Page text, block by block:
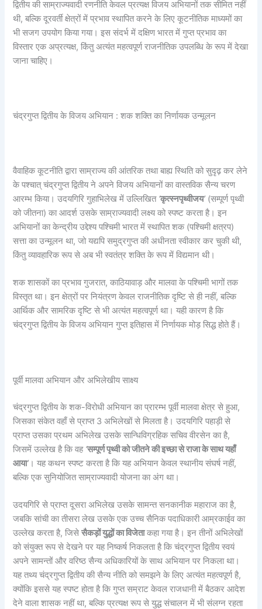
द्वितीय की साम्राज्यवादी रणनीति केवल प्रत्यक्ष विजय अभियानों तक सीमित नहीं
थी, बल्कि दूरवर्ती क्षेत्रों में प्रभाव स्थापित करने के लिए कूटनीतिक माध्यमों का
भी सजग उपयोग किया गया। इस संदर्भ में दक्षिण भारत में गुप्त प्रभाव का
विस्तार एक अप्रत्यक्ष, किंतु अत्यंत महत्वपूर्ण राजनीतिक उपलब्धि के रूप में देखा
जाना चाहिए।
चंद्रगुप्त द्वितीय के विजय अभियान : शक शक्ति का निर्णायक उन्मूलन
वैवाहिक कूटनीति द्वारा साम्राज्य की आंतरिक तथा बाह्य स्थिति को सुदृढ़ कर लेने
के पश्चात् चंद्रगुप्त द्वितीय ने अपने विजय अभियानों का वास्तविक सैन्य चरण
आरम्भ किया। उदयगिरि गुहाभिलेख में उल्लिखित ‘कृत्स्नपृथ्वीजय’ (सम्पूर्ण पृथ्वी
को जीतना) का आदर्श उसके साम्राज्यवादी लक्ष्य को स्पष्ट करता है। इन
अभियानों का केन्द्रीय उद्देश्य पश्चिमी भारत में स्थापित शक (पश्चिमी क्षत्रप)
सत्ता का उन्मूलन था, जो यद्यपि समुद्रगुप्त की अधीनता स्वीकार कर चुकी थी,
किंतु व्यावहारिक रूप से अब भी स्वतंत्र शक्ति के रूप में विद्यमान थी।
शक शासकों का प्रभाव गुजरात, काठियावाड़ और मालवा के पश्चिमी भागों तक
विस्तृत था। इन क्षेत्रों पर नियंत्रण केवल राजनीतिक दृष्टि से ही नहीं, बल्कि
आर्थिक और सामरिक दृष्टि से भी अत्यंत महत्वपूर्ण था। यही कारण है कि
चंद्रगुप्त द्वितीय के विजय अभियान गुप्त इतिहास में निर्णायक मोड़ सिद्ध होते हैं।
पूर्वी मालवा अभियान और अभिलेखीय साक्ष्य
चंद्रगुप्त द्वितीय के शक-विरोधी अभियान का प्रारम्भ पूर्वी मालवा क्षेत्र से हुआ,
जिसका संकेत वहाँ से प्राप्त 3 अभिलेखों से मिलता है। उदयगिरि पहाड़ी से
प्राप्त उसका प्रथम अभिलेख उसके सान्धिविग्रहिक सचिव वीरसेन का है,
जिसमें उल्लेख है कि वह ‘सम्पूर्ण पृथ्वी को जीतने की इच्छा से राजा के साथ यहाँ
आया’ । यह कथन स्पष्ट करता है कि यह अभियान केवल स्थानीय संघर्ष नहीं,
बल्कि एक सुनियोजित साम्राज्यवादी योजना का अंग था।
उदयगिरि से प्राप्त दूसरा अभिलेख उसके सामन्त सनकानीक महाराज का है,
जबकि सांची का तीसरा लेख उसके एक उच्च सैनिक पदाधिकारी आम्रकाईव का
उल्लेख करता है, जिसेसैकड़ों युद्धों का विजेताकहा गया है। इन तीनों अभिलेखों
को संयुक्त रूप से देखने पर यह निष्कर्ष निकलता है कि चंद्रगुप्त द्वितीय स्वयं
अपने सामन्तों और वरिष्ठ सैन्य अधिकारियों के साथ अभियान पर निकला था।
यह तथ्य चंद्रगुप्त द्वितीय की सैन्य नीति को समझने के लिए अत्यंत महत्वपूर्ण है,
क्योंकि इससे यह स्पष्ट होता है कि गुप्त सम्राट केवल राजधानी में बैठकर आदेश
देने वाला शासक नहीं था, बल्कि प्रत्यक्ष रूप से युद्ध संचालन में भी संलग्न रहता